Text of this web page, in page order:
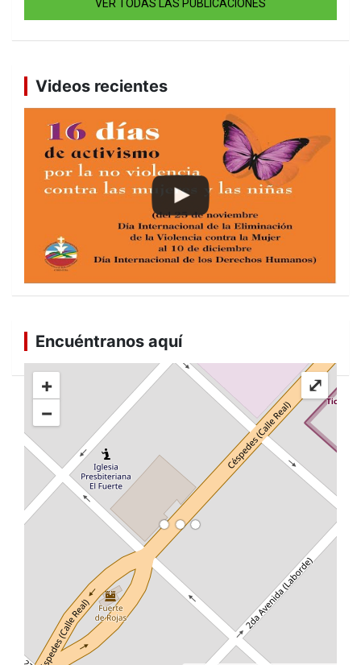
VER TODAS LAS PUBLICACIONES
Videos recientes
Encuéntranos aquí
+
−
⤢